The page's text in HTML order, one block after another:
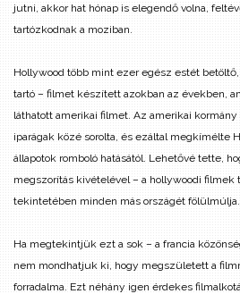
jutni, akkor hat hónap is elegendő volna,
tartózkodnak a moziban.
Hollywood több mint ezer egész estét
tartó – filmet készített azokban az években,
láthatott amerikai filmet. Az amerikai
iparágak közé sorolta, és ezáltal megkímélte
állapotok romboló hatásától. Lehetővé tette,
megszorítás kivételével – a hollywoodi
tekintetében minden más országét fölülmúlja.
Ha megtekintjük ezt a sok – a francia
nem mondhatjuk ki, hogy megszületett a
forradalma. Ezt néhány igen érdekes